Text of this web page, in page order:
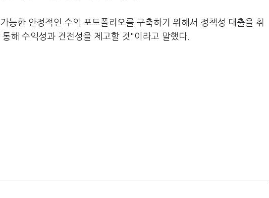
능한 안정적인 수익 포트폴리오를 구축하기 위해서 정책성 대출을 취
해 수익성과 건전성을 제고할 것"이라고 말했다.